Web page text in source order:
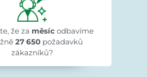
před 1 dnem
★★★★★
★★★★★
★★★★★
stránek a rychlé dodání."
že za měsíc odbavíme
27 650 požadavků
zákazníků?